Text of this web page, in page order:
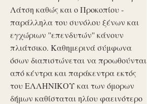
Λάτση καθώς και ο Προκοπίου -
παράλληλα του συνόλου ξένων και
εγχώριων ''επενδυτών'' κάνουν
πλιάτσικο. Καθημερινά σύμφωνα
όσων διαπιστώνεται να προωθούνται
από κέντρα και παράκεντρα εκτός
του ΕΛΛΗΝΙΚΟΥ και των όμορων
δήμων καθίσταται ηλίου φαεινότερο